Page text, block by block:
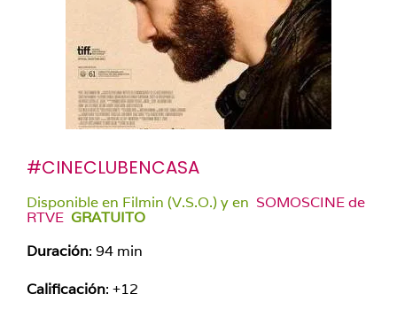
#CINECLUBENCASA
Disponible en Filmin (V.S.O.) y en SOMOSCINE de
RTVE GRATUITO
Duración: 94 min
Calificación: +12